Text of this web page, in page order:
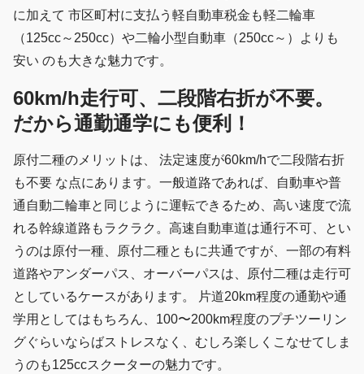
に加えて 市区町村に支払う軽自動車税金も軽二輪車
（125cc～250cc）や二輪小型自動車（250cc～）よりも
安い のも大きな魅力です。
60km/h走行可、二段階右折が不要。
だから通勤通学にも便利！
原付二種のメリットは、 法定速度が60km/hで二段階右折
も不要 な点にあります。一般道路であれば、自動車や普
通自動二輪車と同じように運転できるため、高い速度で流
れる幹線道路もラクラク。高速自動車道は通行不可、とい
うのは原付一種、原付二種ともに共通ですが、一部の有料
道路やアンダーパス、オーバーパスは、原付二種は走行可
としているケースがあります。 片道20km程度の通勤や通
学用としてはもちろん、100〜200km程度のプチツーリン
グぐらいならばストレスなく、むしろ楽しくこなせてしま
うのも125ccスクーターの魅力です。